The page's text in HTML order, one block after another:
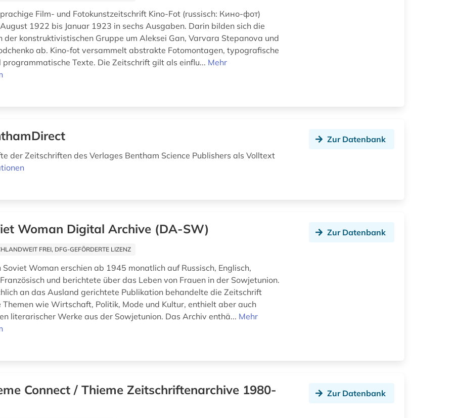
Film- und Fotokunstzeitschrift Kino-Fot (russisch: Кино-фот)
1922 bis Januar 1923 in sechs Ausgaben. Darin bilden sich die
der konstruktivistischen Gruppe um Aleksei Gan, Varvara Stepanova und
ab. Kino-fot versammelt abstrakte Fotomontagen, typografische
programmatische Texte. Die Zeitschrift gilt als einflu... Mehr
der Zeitschriften des Verlages Bentham Science Publishers als Volltext
Zur Datenbank
Woman Digital Archive (DA-SW)
FREI, DFG-GEFÖRDERTE LIZENZ
Woman erschien ab 1945 monatlich auf Russisch, Englisch,
und berichtete über das Leben von Frauen in der Sowjetunion.
an das Ausland gerichtete Publikation behandelte die Zeitschrift
Themen wie Wirtschaft, Politik, Mode und Kultur, enthielt aber auch
literarischer Werke aus der Sowjetunion. Das Archiv enthä... Mehr
Zur Datenbank
Connect / Thieme Zeitschriftenarchive 1980-
Zur Datenbank